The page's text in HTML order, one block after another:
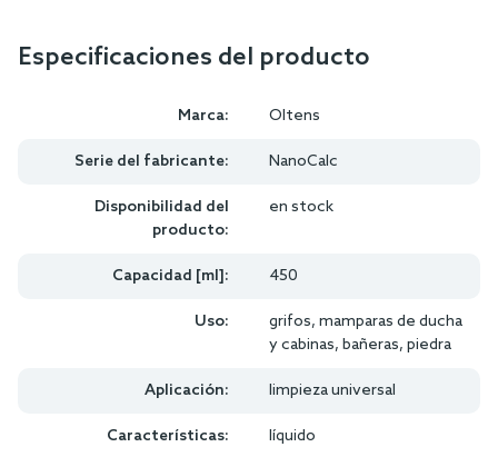
Especificaciones del producto
Marca: Oltens
Serie del fabricante: NanoCalc
Disponibilidad del
producto:
en stock
Capacidad [ml]: 450
Uso:
grifos, mamparas de ducha
y cabinas, bañeras, piedra
Aplicación: limpieza universal
Características: líquido